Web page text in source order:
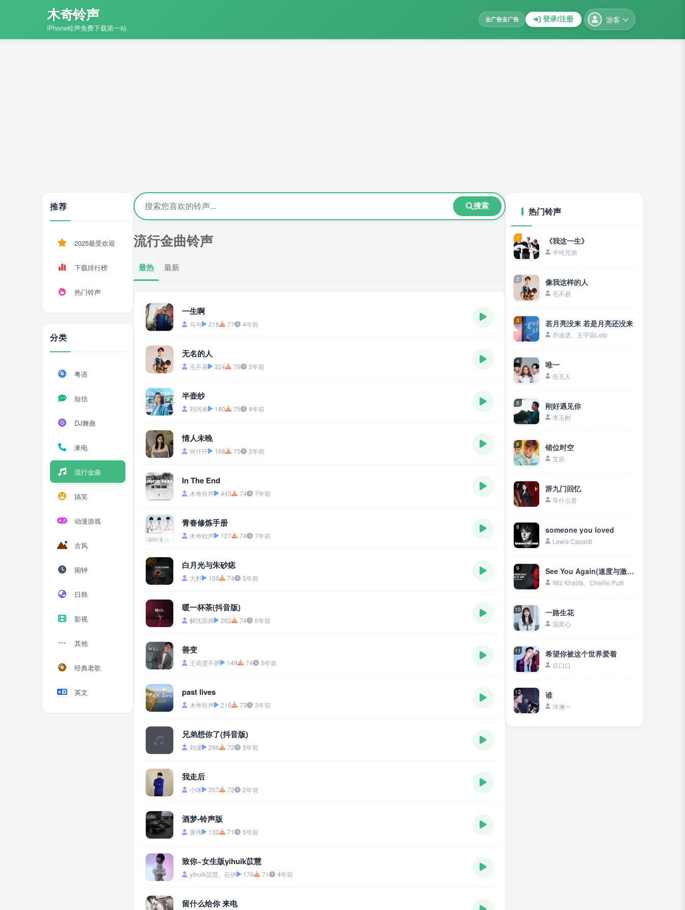
木奇铃声
iPhone铃声免费下载第一站
去广告去广告 登录/注册 游客
推荐
2025最受欢迎
下载排行榜
热门铃声
分类
粤语
短信
DJ舞曲
来电
流行金曲
搞笑
动漫游戏
古风
闹钟
日韩
影视
其他
经典老歌
英文
搜索
流行金曲铃声
最热 最新
一生啊
马句 218 77 4年前
无名的人
毛不易 324 76 2年前
半壶纱
刘珂矣 180 75 4年前
情人未晚
何仟仟 168 75 2年前
In The End
木奇铃声 445 74 7年前
青春修炼手册
木奇铃声 127 74 7年前
白月光与朱砂痣
大籽 159 74 5年前
暖一杯茶(抖音版)
解忧邵帅 262 74 6年前
善变
王靖雯不胖 149 74 5年前
past lives
木奇铃声 218 73 3年前
兄弟想你了(抖音版)
刘潇 296 72 5年前
我走后
小咪 357 72 2年前
酒梦-铃声版
黄伟 132 71 5年前
致你~女生版yihuik苡慧
yihuik苡慧、石伊 176 71 4年前
留什么给你 来电
热门铃声
1 《我这一生》
半吨兄弟
2 像我这样的人
毛不易
3 若月亮没来 若是月亮还没来
乔浚丞、王宇宙Leto
4 唯一
告五人
5 刚好遇见你
李玉刚
6 错位时空
艾辰
7 辞九门回忆
等什么君
8 someone you loved
Lewis Capaldi
9 See You Again(速度与激情7主题曲)
Wiz Khalifa、Charlie Puth
10 一路生花
温奕心
11 希望你被这个世界爱着
吕口口
12 谁
洋澜一